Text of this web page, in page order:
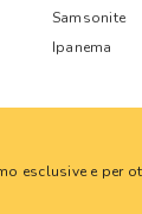
Samsonite
Ipanema
esclusive e per